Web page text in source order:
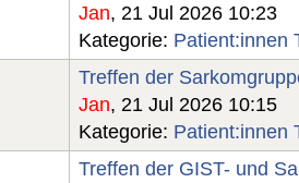
Jan, 21 Jul 2026 10:23
Kategorie: Patient:innen
Treffen der
Jan, 21 Jul 2026 10:15
Kategorie: Patient:innen
Treffen der GIST- und